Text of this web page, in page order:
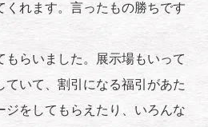
くれます。言ったもの勝ちです
もらいました。展示場もいって
ていて、割引になる福引があた
ジをしてもらえたり、いろんな